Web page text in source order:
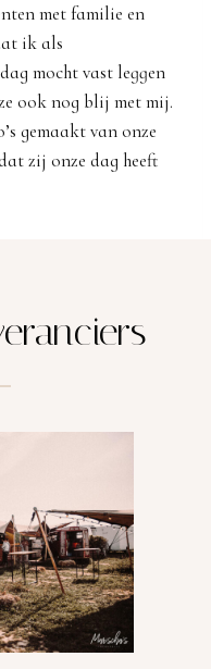
met familie en
ik als
mocht vast leggen
ook nog blij met mij.
gemaakt van onze
zij onze dag heeft